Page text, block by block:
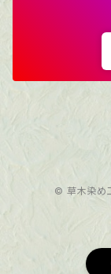
茜染め
© 草木染め